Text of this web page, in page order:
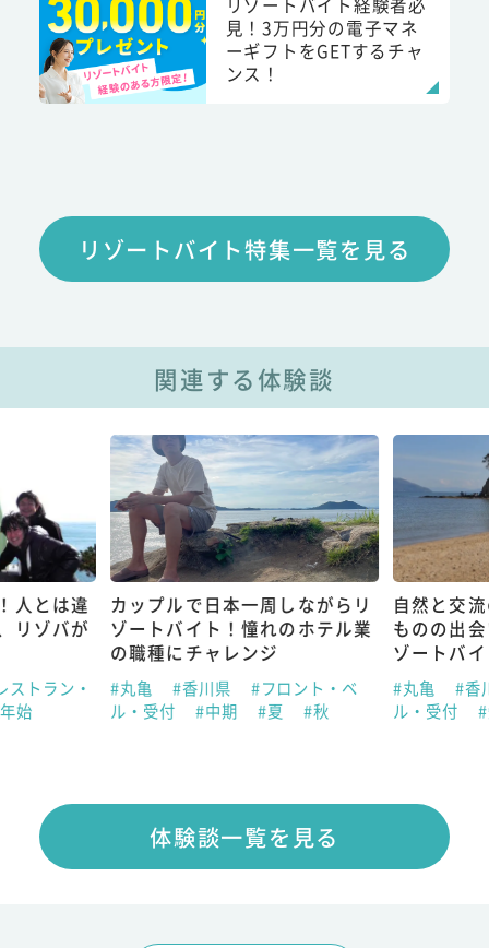
見！3万円分の電子マネ
ーギフトをGETするチャ
ンス！
リゾートバイト特集一覧を見る
関連する体験談
人とは違
リゾバが
ストラン・
始
カップルで日本一周しながらリ
ゾートバイト！憧れのホテル業
の職種にチャレンジ
#丸亀 #香川県
#フロント・ベ
ル・受付
#中期 #夏 #秋
自然と交
ものの出
ゾートバ
#丸亀
#香
ル・受付
体験談一覧を見る